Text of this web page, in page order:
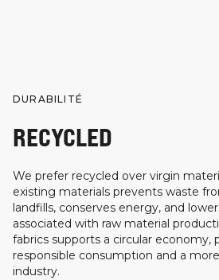
DURABILITÉ
RECYCLED
We prefer recycled over virgin
existing materials prevents waste
landfills, conserves energy, and
associated with raw material
fabrics supports a circular
responsible consumption and a
industry.